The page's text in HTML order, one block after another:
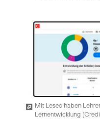
Mit Leseo haben
Lernentwicklung (